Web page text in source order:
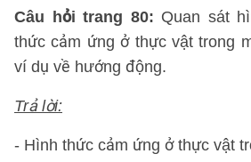
Câu hỏi trang 80: Quan sát
thức cảm ứng ở thực vật trong
ví dụ về hướng động.
Trả lời:
- Hình thức cảm ứng ở thực vật